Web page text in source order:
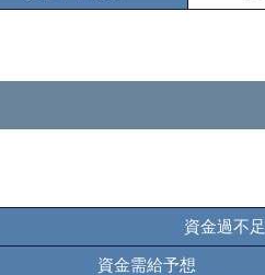
資金過不足
資金需給予想